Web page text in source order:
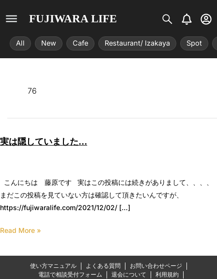
FUJIWARA LIFE
S
i
s
t
r
B
e
l
l
U
s
e
r
-
All New Cafe Restaurant/ Izakaya Spot
76
実は隠していました…
こんにちは 藤原です 実はこの投稿には続きがありまして、、、、
まだこの投稿を見ていない方は確認して頂きたいんですが、
https://fujiwaralife.com/2021/12/02/ […]
Read More »
使い方マニュアル よくある質問
お問い合わせページ
電話で相談受付フォーム
退会について
利用規約